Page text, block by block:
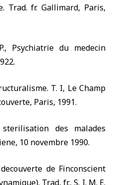
Trad. fr. Gallimard, Paris,
Psychiatrie du medecin
T. I, Le Champ
Paris, 1991.
des malades
10 novembre 1990.
de Finconscient
Trad, fr., S. I. M. E.